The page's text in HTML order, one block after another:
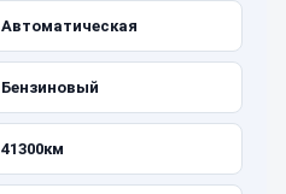
Автоматическая
Бензиновый
41300км